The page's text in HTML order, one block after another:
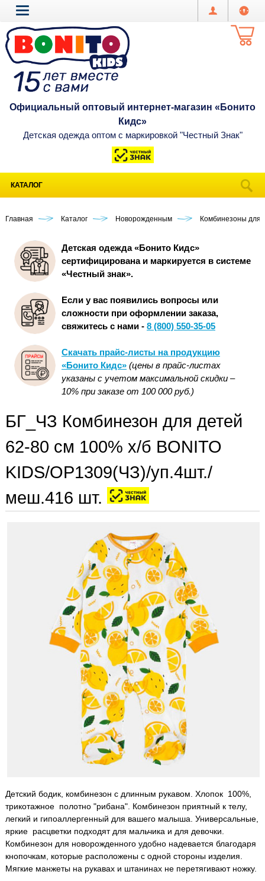
Официальный оптовый интернет-магазин «Бонито
Кидс»
Детская одежда оптом с маркировкой "Честный Знак"
КАТАЛОГ
Главная Каталог Новорожденным Комбинезоны для
Детская одежда «Бонито Кидс»
сертифицирована и маркируется в системе
«Честный знак».
Если у вас появились вопросы или
сложности при оформлении заказа,
свяжитесь с нами - 8 (800) 550-35-05
Скачать прайс-листы на продукцию
«Бонито Кидс» (цены в прайс-листах
указаны с учетом максимальной скидки –
10% при заказе от 100 000 руб.)
БГ_ЧЗ Комбинезон для детей
62-80 см 100% х/б BONITO
KIDS/OP1309(ЧЗ)/уп.4шт./
меш.416 шт.
Детский бодик, комбинезон с длинным рукавом. Хлопок 100%,
трикотажное полотно "рибана". Комбинезон приятный к телу,
легкий и гипоаллергенный для вашего малыша. Универсальные,
яркие расцветки подходят для мальчика и для девочки.
Комбинезон для новорожденного удобно надевается благодаря
кнопочкам, которые расположены с одной стороны изделия.
Мягкие манжеты на рукавах и штанинах не перетягивают ножку.